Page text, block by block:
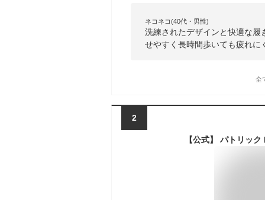
ネコネコ(40代・男性)
洗練されたデザインと快適な
せやすく長時間歩いても疲れに
全
2